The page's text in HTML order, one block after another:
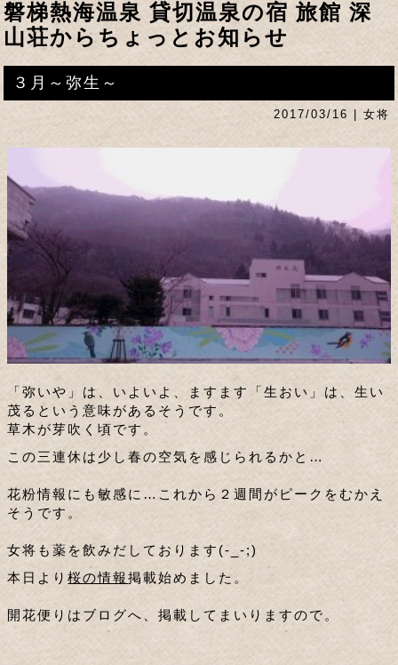
磐梯熱海温泉 貸切温泉の宿 旅館 深
山荘からちょっとお知らせ
３月～弥生～
2017/03/16 | 女将
「弥いや」は、いよいよ、ますます「生おい」は、生い
茂るという意味があるそうです。
草木が芽吹く頃です。
この三連休は少し春の空気を感じられるかと…
花粉情報にも敏感に…これから２週間がピークをむかえ
そうです。
女将も薬を飲みだしております(-_-;)
本日より桜の情報掲載始めました。
開花便りはブログへ、掲載してまいりますので。